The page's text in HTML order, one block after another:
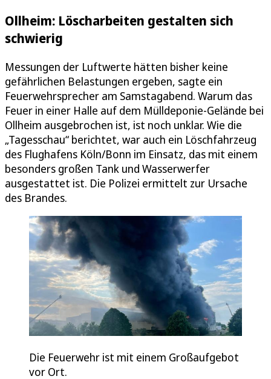
Ollheim: Löscharbeiten gestalten sich
schwierig
Messungen der Luftwerte hätten bisher keine
gefährlichen Belastungen ergeben, sagte ein
Feuerwehrsprecher am Samstagabend. Warum das
Feuer in einer Halle auf dem Mülldeponie-Gelände bei
Ollheim ausgebrochen ist, ist noch unklar. Wie die
„Tagesschau“ berichtet, war auch ein Löschfahrzeug
des Flughafens Köln/Bonn im Einsatz, das mit einem
besonders großen Tank und Wasserwerfer
ausgestattet ist. Die Polizei ermittelt zur Ursache
des Brandes.
Die Feuerwehr ist mit einem Großaufgebot
vor Ort.